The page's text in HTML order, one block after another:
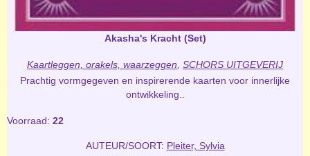
Akasha's Kracht (Set)
Kaartleggen, orakels, waarzeggen SCHORS UITGEVERIJ
Prachtig vormgegeven en inspirerende kaarten voor innerlijke
ontwikkeling..
Voorraad: 22
AUTEUR/SOORT: Pleiter, Sylvia